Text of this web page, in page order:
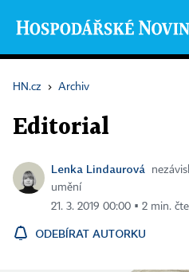
HN.cz › Archiv
Editorial
Lenka Lindaurová
umění
21. 3. 2019 00:00 ▪ 2 min.
ODEBÍRAT AUTORKU